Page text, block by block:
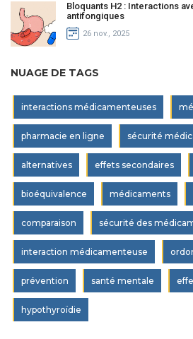
Bloquants H2 : Interactions
antifongiques
26 nov., 2025
NUAGE DE TAGS
interactions médicamenteuses
pharmacie en ligne sécurité
alternatives effets secondaires
bioéquivalence médicaments
comparaison sécurité des
interaction médicamenteuse
prévention santé mentale
hypothyroïdie